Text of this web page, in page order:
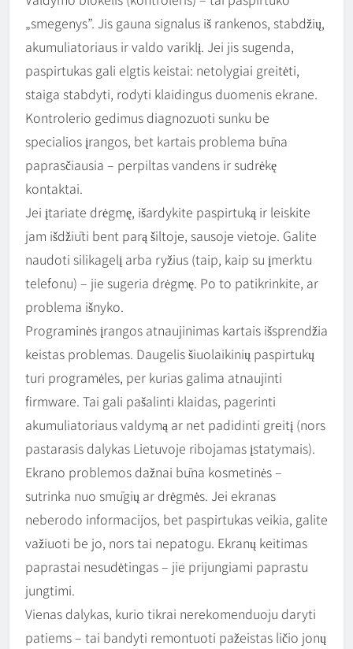
„smegenys”. Jis gauna signalus iš rankenos, stabdžių,
akumuliatoriaus ir valdo variklį. Jei jis sugenda,
paspirtukas gali elgtis keistai: netolygiai greitėti,
staiga stabdyti, rodyti klaidingus duomenis ekrane.
Kontrolerio gedimus diagnozuoti sunku be
specialios įrangos, bet kartais problema būna
paprasčiausia – perpiltas vandens ir sudrėkę
kontaktai.
Jei įtariate drėgmę, išardykite paspirtuką ir leiskite
jam išdžiūti bent parą šiltoje, sausoje vietoje. Galite
naudoti silikagelį arba ryžius (taip, kaip su įmerktu
telefonu) – jie sugeria drėgmę. Po to patikrinkite, ar
problema išnyko.
Programinės įrangos atnaujinimas kartais išsprendžia
keistas problemas. Daugelis šiuolaikinių paspirtukų
turi programėles, per kurias galima atnaujinti
firmware. Tai gali pašalinti klaidas, pagerinti
akumuliatoriaus valdymą ar net padidinti greitį (nors
pastarasis dalykas Lietuvoje ribojamas įstatymais).
Ekrano problemos dažnai būna kosmetinės –
sutrinka nuo smūgių ar drėgmės. Jei ekranas
neberodo informacijos, bet paspirtukas veikia, galite
važiuoti be jo, nors tai nepatogu. Ekranų keitimas
paprastai nesudėtingas – jie prijungiami paprastu
jungtimi.
Vienas dalykas, kurio tikrai nerekomenduoju daryti
patiems – tai bandyti remontuoti pažeistas ličio jonų